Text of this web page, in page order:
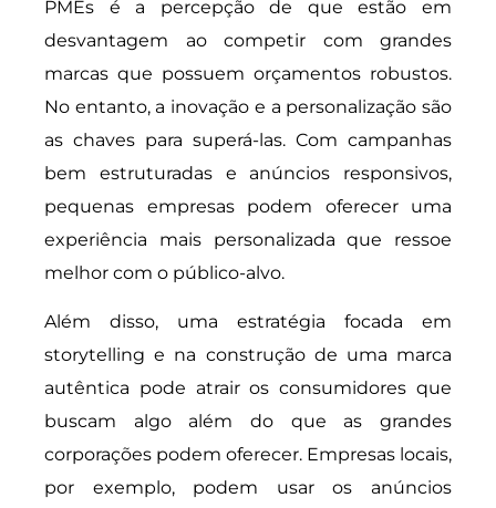
PMEs é a percepção de que estão em
desvantagem ao competir com grandes
marcas que possuem orçamentos robustos.
No entanto, a inovação e a personalização são
as chaves para superá-las. Com campanhas
bem estruturadas e anúncios responsivos,
pequenas empresas podem oferecer uma
experiência mais personalizada que ressoe
melhor com o público-alvo.
Além disso, uma estratégia focada em
storytelling e na construção de uma marca
autêntica pode atrair os consumidores que
buscam algo além do que as grandes
corporações podem oferecer. Empresas locais,
por exemplo, podem usar os anúncios